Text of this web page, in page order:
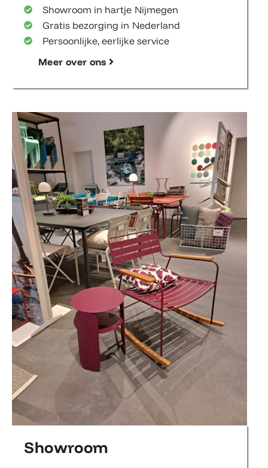
Showroom in hartje Nijmegen
Gratis bezorging in Nederland
Persoonlijke, eerlijke service
Meer over ons
Showroom